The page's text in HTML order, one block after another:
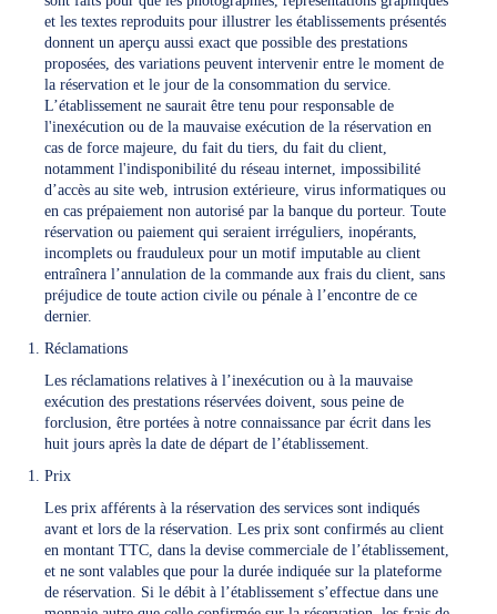
et les textes reproduits pour illustrer les établissements présentés
donnent un aperçu aussi exact que possible des prestations
proposées, des variations peuvent intervenir entre le moment de
la réservation et le jour de la consommation du service.
L’établissement ne saurait être tenu pour responsable de
l'inexécution ou de la mauvaise exécution de la réservation en
cas de force majeure, du fait du tiers, du fait du client,
notamment l'indisponibilité du réseau internet, impossibilité
d’accès au site web, intrusion extérieure, virus informatiques ou
en cas prépaiement non autorisé par la banque du porteur. Toute
réservation ou paiement qui seraient irréguliers, inopérants,
incomplets ou frauduleux pour un motif imputable au client
entraînera l’annulation de la commande aux frais du client, sans
préjudice de toute action civile ou pénale à l’encontre de ce
dernier.
Réclamations
Les réclamations relatives à l’inexécution ou à la mauvaise
exécution des prestations réservées doivent, sous peine de
forclusion, être portées à notre connaissance par écrit dans les
huit jours après la date de départ de l’établissement.
Prix
Les prix afférents à la réservation des services sont indiqués
avant et lors de la réservation. Les prix sont confirmés au client
en montant TTC, dans la devise commerciale de l’établissement,
et ne sont valables que pour la durée indiquée sur la plateforme
de réservation. Si le débit à l’établissement s’effectue dans une